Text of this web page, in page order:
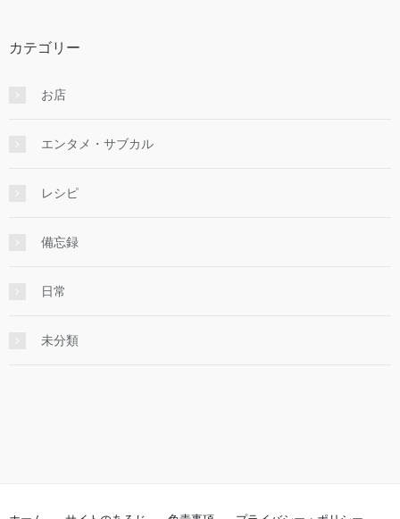
カテゴリー
お店
エンタメ・サブカル
レシピ
備忘録
日常
未分類